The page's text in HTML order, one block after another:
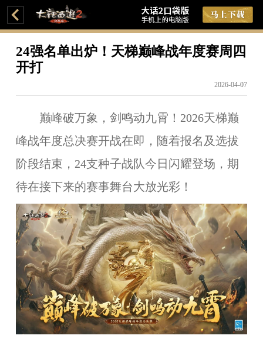
24强名单出炉！天梯巅峰战年度赛周四
开打
2026-04-07
巅峰破万象，剑鸣动九霄！2026天梯巅
峰战年度总决赛开战在即，随着报名及选拔
阶段结束，24支种子战队今日闪耀登场，期
待在接下来的赛事舞台大放光彩！